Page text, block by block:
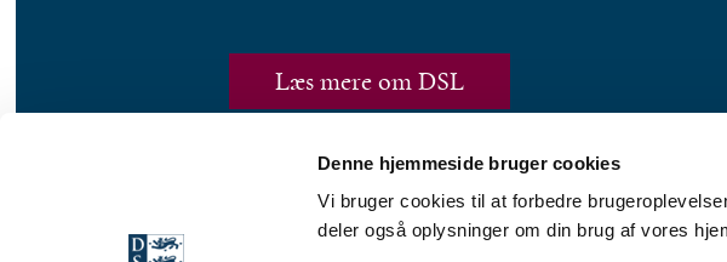
Denne hjemmeside bruger cookies
Vi bruger cookies til at forbedre
deler også oplysninger om din brug af vores
Læs mere om DSL